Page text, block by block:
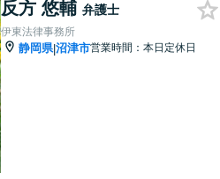
反方 悠輔 弁護士
伊東法律事務所
静岡県|沼津市営業時間：本日定休日